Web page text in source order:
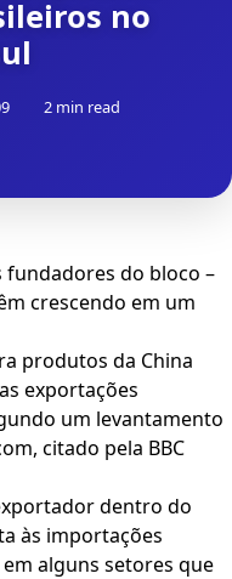
no
2 min read
fundadores do bloco –
crescendo em um
produtos da China
exportações
um levantamento
citado pela BBC
dentro do
às importações
alguns setores que